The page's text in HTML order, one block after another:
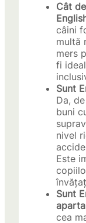
Cât
câini
multă
mers
fi
Sunt
Da,
buni
nivel
Este
Sunt
cea